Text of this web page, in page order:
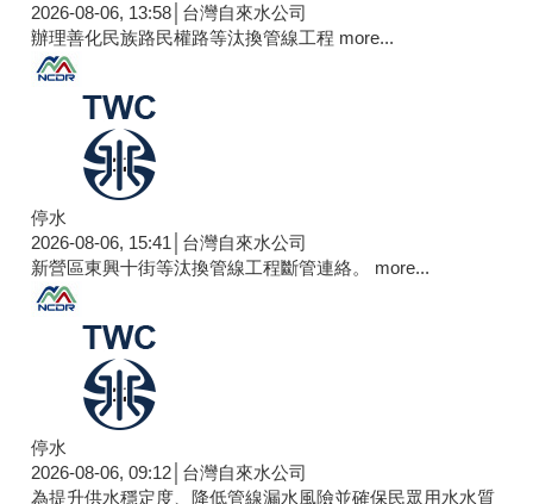
2026-08-06, 13:58│台灣自來水公司
辦理善化民族路民權路等汰換管線工程 more...
停水
2026-08-06, 15:41│台灣自來水公司
新營區東興十街等汰換管線工程斷管連絡。 more...
停水
2026-08-06, 09:12│台灣自來水公司
為提升供水穩定度、降低管線漏水風險並確保民眾用水水質